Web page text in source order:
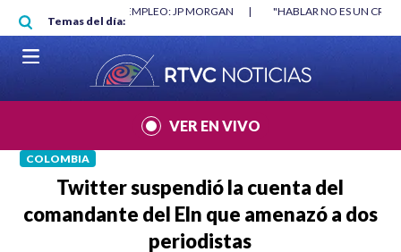
Pasar al contenido principal
Temas del día:
MÍNIMO NO DESTRUYÓ EMPLEO: JP MORGAN |
"HABLAR NO ES UN
MUNDIAL 2026
|
VER EN VIVO
COLOMBIA
Twitter suspendió la cuenta del
comandante del Eln que amenazó a dos
periodistas